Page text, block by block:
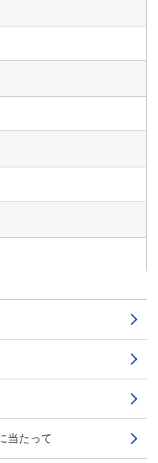
当たって